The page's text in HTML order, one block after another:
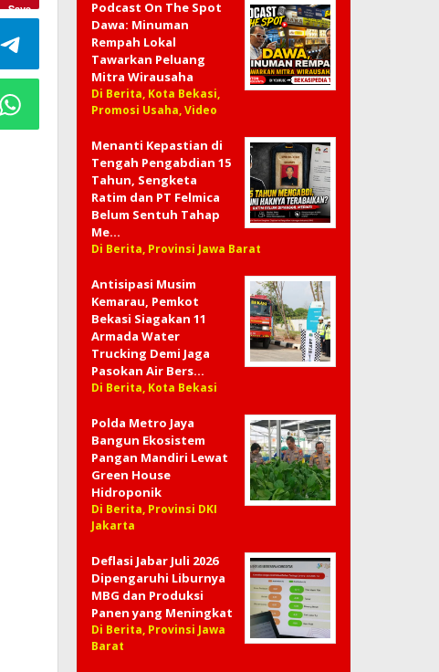
Save
Podcast On The Spot
Dawa: Minuman
Rempah Lokal
Tawarkan Peluang
Mitra Wirausaha
Di Berita, Kota Bekasi,
Promosi Usaha, Video
Menanti Kepastian di
Tengah Pengabdian 15
Tahun, Sengketa
Ratim dan PT Felmica
Belum Sentuh Tahap
Me…
Di Berita, Provinsi Jawa Barat
Antisipasi Musim
Kemarau, Pemkot
Bekasi Siagakan 11
Armada Water
Trucking Demi Jaga
Pasokan Air Bers…
Di Berita, Kota Bekasi
Polda Metro Jaya
Bangun Ekosistem
Pangan Mandiri Lewat
Green House
Hidroponik
Di Berita, Provinsi DKI
Jakarta
Deflasi Jabar Juli 2026
Dipengaruhi Liburnya
MBG dan Produksi
Panen yang Meningkat
Di Berita, Provinsi Jawa
Barat